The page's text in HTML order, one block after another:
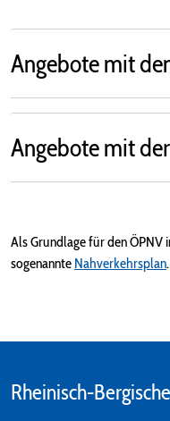
Angebote mit
Angebote mit
Als Grundlage für den ÖPNV
sogenannte Nahverkehrsplan
Rheinisch-